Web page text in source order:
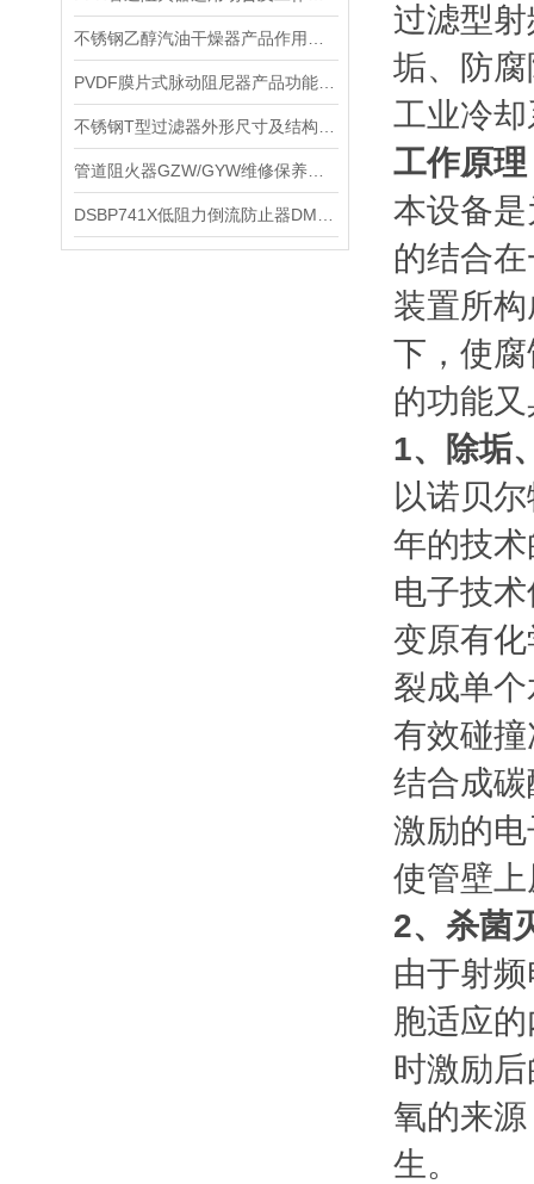
过滤型
垢、防
工业冷
工作原理
本设备
的结合
装置所
下，使
的功能
1、除垢
以诺贝
年的技
电子技
变原有
裂成单
有效碰
结合成
激励的
使管壁
2、杀菌
由于射
胞适应
时激励
氧的来
生。